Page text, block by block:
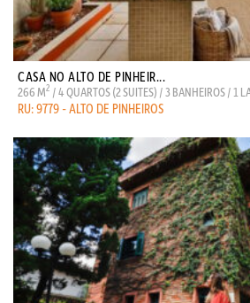
CASA NO ALTO DE PINHEIR...
266 M2 / 4 QUARTOS (2 SUITES) / 3 BANHEIROS / 1
RU: 9779 - ALTO DE PINHEIROS